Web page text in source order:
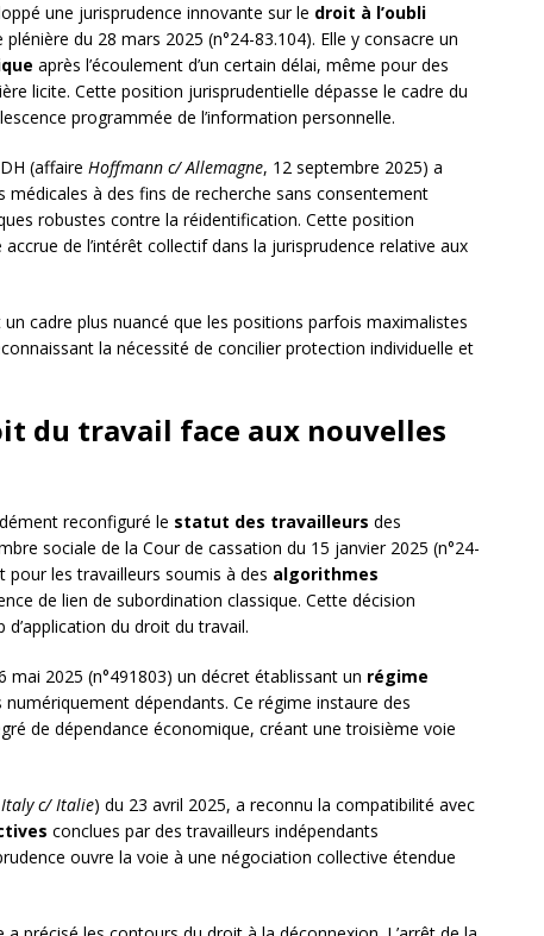
une jurisprudence innovante sur le droit à l’oubli
du 28 mars 2025 (n°24-83.104). Elle y consacre un
après l’écoulement d’un certain délai, même pour des
licite. Cette position jurisprudentielle dépasse le cadre du
programmée de l’information personnelle.
(affaire Hoffmann c/ Allemagne, 12 septembre 2025) a
médicales à des fins de recherche sans consentement
robustes contre la réidentification. Cette position
de l’intérêt collectif dans la jurisprudence relative aux
cadre plus nuancé que les positions parfois maximalistes
la nécessité de concilier protection individuelle et
du travail face aux nouvelles
reconfiguré le statut des travailleurs des
sociale de la Cour de cassation du 15 janvier 2025 (n°24-
pour les travailleurs soumis à des algorithmes
de lien de subordination classique. Cette décision
du droit du travail.
mai 2025 (n°491803) un décret établissant un régime
dépendants. Ce régime instaure des
de dépendance économique, créant une troisième voie
c/ Italie) du 23 avril 2025, a reconnu la compatibilité avec
conclues par des travailleurs indépendants
ouvre la voie à une négociation collective étendue